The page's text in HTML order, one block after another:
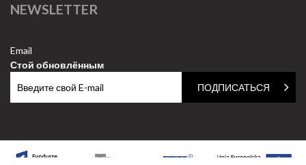
NEWSLETTER
Email
Стой обновлённым